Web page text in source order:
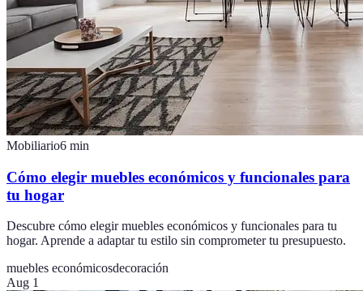
Mobiliario6 min
Cómo elegir muebles económicos y funcionales para
tu hogar
Descubre cómo elegir muebles económicos y funcionales para tu
hogar. Aprende a adaptar tu estilo sin comprometer tu presupuesto.
muebles económicosdecoración
Aug 1